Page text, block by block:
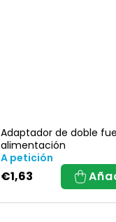
Adaptador de doble
alimentación
A petición
€1,63